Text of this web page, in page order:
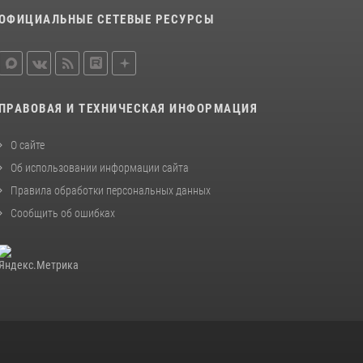
08 июля 2026, 09:35
СЕТЕВЫЕ РЕСУРСЫ
ПРАВОВАЯ И ТЕХНИЧЕСКАЯ ИНФОРМАЦИЯ
О сайте
Об использовании информации сайта
Правила обработки персональных данных
Сообщить об ошибках